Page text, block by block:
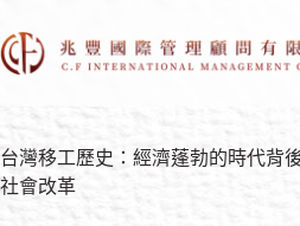
台灣移工歷史：經濟蓬勃的時代背
社會改革